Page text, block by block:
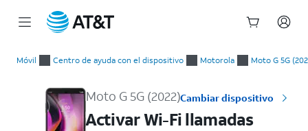
Móvil Centro de ayuda con el dispositivo Motorola Moto G 5G
Moto G 5G (2022)Cambiar dispositivo
Activar Wi-Fi llamadas